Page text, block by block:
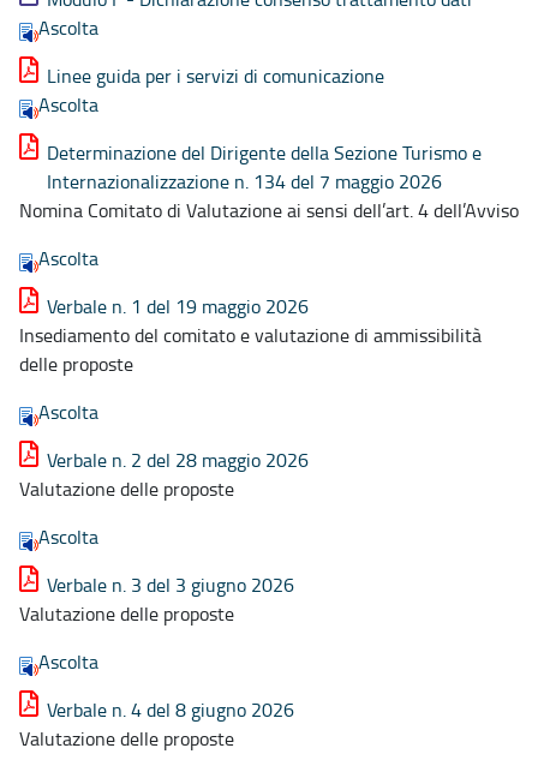
Ascolta
Linee guida per i servizi di comunicazione
Ascolta
Determinazione del Dirigente della Sezione Turismo e
Internazionalizzazione n. 134 del 7 maggio 2026
Nomina Comitato di Valutazione ai sensi dell’art. 4 dell’Avviso
Ascolta
Verbale n. 1 del 19 maggio 2026
Insediamento del comitato e valutazione di ammissibilità
delle proposte
Ascolta
Verbale n. 2 del 28 maggio 2026
Valutazione delle proposte
Ascolta
Verbale n. 3 del 3 giugno 2026
Valutazione delle proposte
Ascolta
Verbale n. 4 del 8 giugno 2026
Valutazione delle proposte